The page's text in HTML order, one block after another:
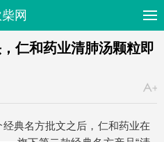
网
仁和药业清肺汤颗粒即
典名方批文之后，仁和药业在